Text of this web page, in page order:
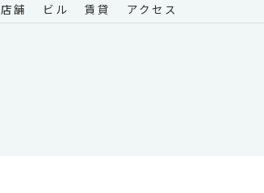
店舗 ビル 賃貸
アクセス